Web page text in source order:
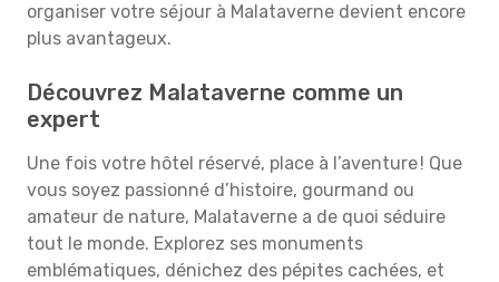
organiser votre séjour à Malataverne devient encore
plus avantageux.
Découvrez Malataverne comme un
expert
Une fois votre hôtel réservé, place à l’aventure ! Que
vous soyez passionné d’histoire, gourmand ou
amateur de nature, Malataverne a de quoi séduire
tout le monde. Explorez ses monuments
emblématiques, dénichez des pépites cachées, et